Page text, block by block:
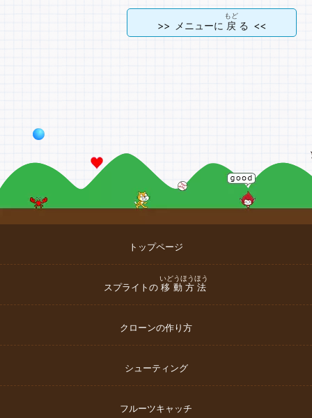
>> メニューに 戻
もど
る <<
トップページ
スプライトの 移動方法
いどうほうほう
クローンの作り方
シューティング
フルーツキャッチ